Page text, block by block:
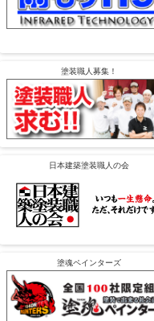
塗装職人募集！
日本建築塗装職人の会
塗魂ペインターズ